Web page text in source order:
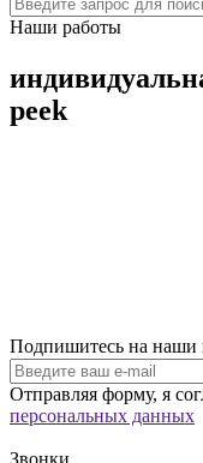
Наши работы
peek
Подпишитесь на наши
Отправляя форму, я
персональных данных
Звонки